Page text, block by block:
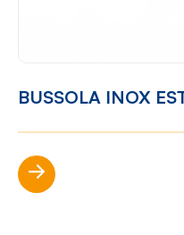
BUSSOLA INOX
Scopri di più